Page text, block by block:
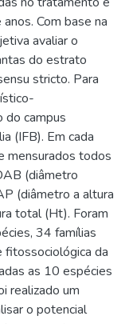
Com base na
avaliar o
do estrato
stricto. Para
do campus
(IFB). Em cada
mensurados todos
(diâmetro
(diâmetro a altura
total (Ht). Foram
34 famílias
fitossociológica da
as 10 espécies
realizado um
o potencial